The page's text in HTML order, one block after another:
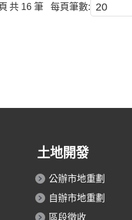
共 16 筆 每頁筆數:
土地開發
公辦市地重劃
自辦市地重劃
區段徵收